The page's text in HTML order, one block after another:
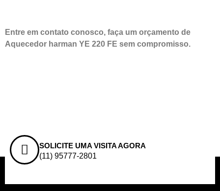
Entre em contato conosco, faça um orçamento de
Aquecedor harman YE 220 FE sem compromisso.
SOLICITE UMA VISITA AGORA
(11) 95777-2801